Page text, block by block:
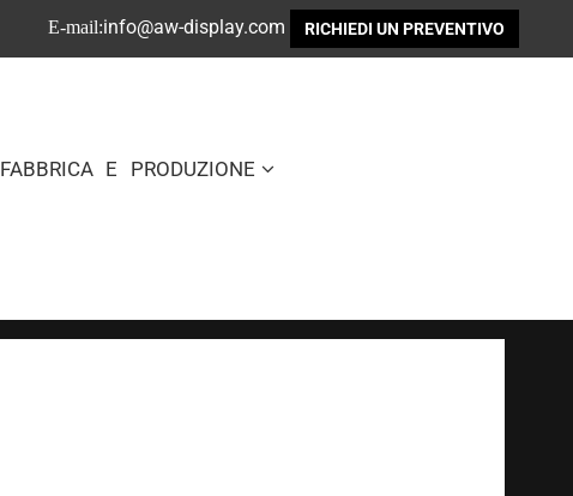
E-mail:info@aw-display.com RICHIEDI UN PREVENTIVO
FABBRICA E PRODUZIONE